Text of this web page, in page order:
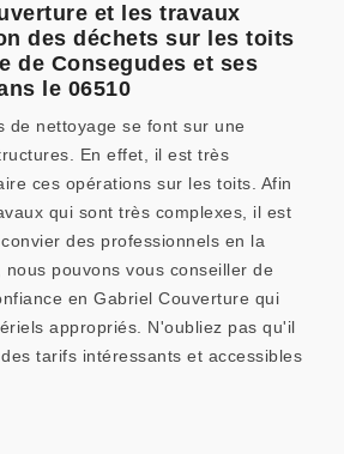
et les travaux
des déchets sur les toits
de Consegudes et ses
le 06510
de nettoyage se font sur une
En effet, il est très
ces opérations sur les toits. Afin
qui sont très complexes, il est
des professionnels en la
nous pouvons vous conseiller de
en Gabriel Couverture qui
appropriés. N'oubliez pas qu'il
tarifs intéressants et accessibles